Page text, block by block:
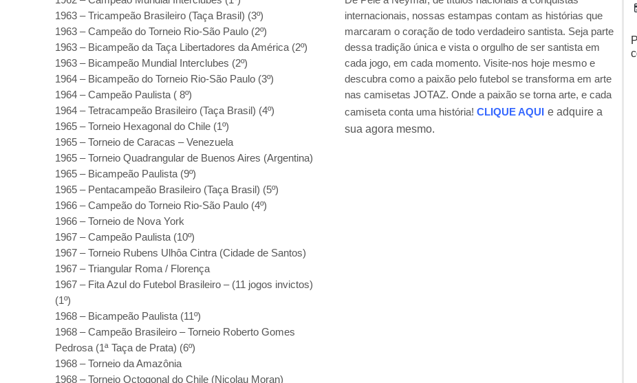
1963 – Tricampeão Brasileiro (Taça Brasil) (3º)
1963 – Campeão do Torneio Rio-São Paulo (2º)
1963 – Bicampeão da Taça Libertadores da América (2º)
1963 – Bicampeão Mundial Interclubes (2º)
1964 – Bicampeão do Torneio Rio-São Paulo (3º)
1964 – Campeão Paulista ( 8º)
1964 – Tetracampeão Brasileiro (Taça Brasil) (4º)
1965 – Torneio Hexagonal do Chile (1º)
1965 – Torneio de Caracas – Venezuela
1965 – Torneio Quadrangular de Buenos Aires (Argentina)
1965 – Bicampeão Paulista (9º)
1965 – Pentacampeão Brasileiro (Taça Brasil) (5º)
1966 – Campeão do Torneio Rio-São Paulo (4º)
1966 – Torneio de Nova York
1967 – Campeão Paulista (10º)
1967 – Torneio Rubens Ulhôa Cintra (Cidade de Santos)
1967 – Triangular Roma / Florença
1967 – Fita Azul do Futebol Brasileiro – (11 jogos invictos)
(1º)
1968 – Bicampeão Paulista (11º)
1968 – Campeão Brasileiro – Torneio Roberto Gomes
Pedrosa (1ª Taça de Prata) (6º)
1968 – Torneio da Amazônia
1968 – Torneio Octogonal do Chile (Nicolau Moran)
internacionais, nossas estampas contam as histórias que
marcaram o coração de todo verdadeiro santista. Seja parte
dessa tradição única e vista o orgulho de ser santista em
cada jogo, em cada momento. Visite-nos hoje mesmo e
descubra como a paixão pelo futebol se transforma em arte
nas camisetas JOTAZ. Onde a paixão se torna arte, e cada
camiseta conta uma história!CLIQUE AQUI
e adquire a
sua agora mesmo.